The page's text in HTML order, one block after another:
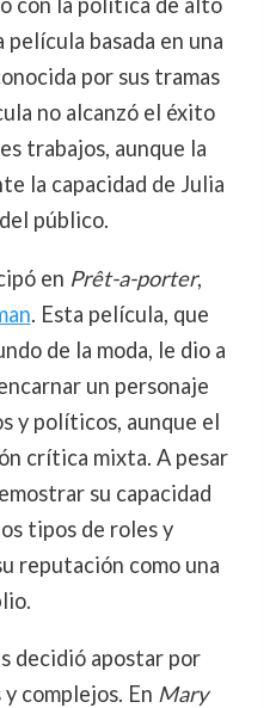
película basada en una
por sus tramas
no alcanzó el éxito
trabajos, aunque la
la capacidad de Julia
público.
en Prêt-a-porter,
. Esta película, que
de la moda, le dio a
un personaje
y políticos, aunque el
crítica mixta. A pesar
su capacidad
tipos de roles y
reputación como una
decidió apostar por
complejos. En Mary